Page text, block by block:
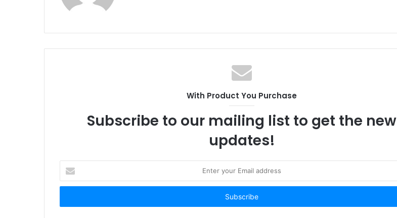
i
With Product You Purchase
Subscribe to our mailing list to get the new
updates!
t
r